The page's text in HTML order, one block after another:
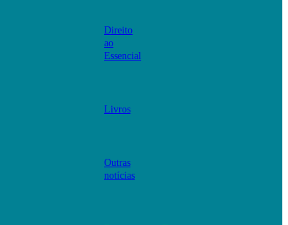
Direito
ao
Essencial
Livros
Outras
notícias